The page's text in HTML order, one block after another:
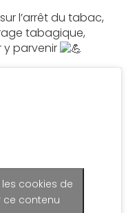
l’arrêt du tabac,
tabagique,
parvenir
cookies de
ce contenu